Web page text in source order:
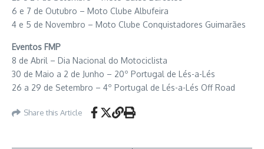
6 e 7 de Outubro – Moto Clube Albufeira
4 e 5 de Novembro – Moto Clube Conquistadores Guimarães
Eventos FMP
8 de Abril – Dia Nacional do Motociclista
30 de Maio a 2 de Junho – 20º Portugal de Lés-a-Lés
26 a 29 de Setembro – 4º Portugal de Lés-a-Lés Off Road
Share this Article